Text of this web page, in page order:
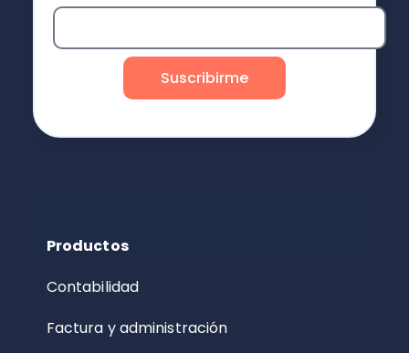
Productos
Contabilidad
Factura y administración